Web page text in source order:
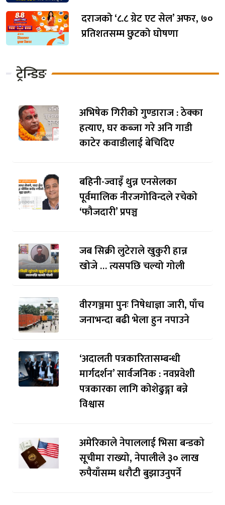
दराजको ‘८.८ ग्रेट एट सेल’ अफर, ७०
प्रतिशतसम्म छुटको घोषणा
ट्रेन्डिङ
अभिषेक गिरीको गुण्डाराज : ठेक्का
हत्याए, घर कब्जा गरे अनि गाडी
काटेर कवाडीलाई बेचिदिए
बहिनी-ज्वाइँ थुन्न एनसेलका
पूर्वमालिक नीरजगोविन्दले रचेको
‘फौजदारी’ प्रपञ्च
जब सिक्री लुटेराले खुकुरी हान्न
खोजे … त्यसपछि चल्यो गोली
वीरगञ्जमा पुनः निषेधाज्ञा जारी, पाँच
जनाभन्दा बढी भेला हुन नपाउने
‘अदालती पत्रकारितासम्बन्धी
मार्गदर्शन’ सार्वजनिक : नवप्रवेशी
पत्रकारका लागि कोशेढुङ्गा बन्ने
विश्वास
अमेरिकाले नेपाललाई भिसा बन्डकाे
सूचीमा राख्यो, नेपालीले ३० लाख
रुपैयाँसम्म धरौटी बुझाउनुपर्ने